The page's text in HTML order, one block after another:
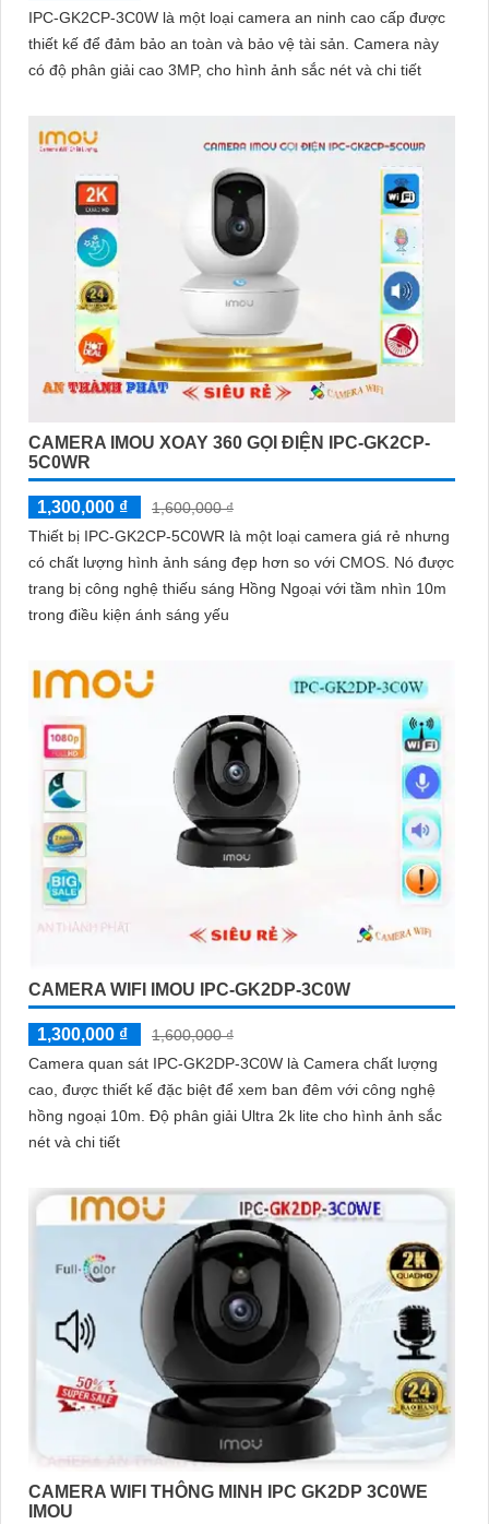
IPC-GK2CP-3C0W là một loại camera an ninh cao cấp được
thiết kế để đảm bảo an toàn và bảo vệ tài sản. Camera này
có độ phân giải cao 3MP, cho hình ảnh sắc nét và chi tiết
CAMERA IMOU XOAY 360 GỌI ĐIỆN IPC-GK2CP-
5C0WR
1,300,000 ₫
1,600,000 ₫
Thiết bị IPC-GK2CP-5C0WR là một loại camera giá rẻ nhưng
có chất lượng hình ảnh sáng đẹp hơn so với CMOS. Nó được
trang bị công nghệ thiếu sáng Hồng Ngoại với tầm nhìn 10m
trong điều kiện ánh sáng yếu
CAMERA WIFI IMOU IPC-GK2DP-3C0W
1,300,000 ₫
1,600,000 ₫
Camera quan sát IPC-GK2DP-3C0W là Camera chất lượng
cao, được thiết kế đặc biệt để xem ban đêm với công nghệ
hồng ngoại 10m. Độ phân giải Ultra 2k lite cho hình ảnh sắc
nét và chi tiết
CAMERA WIFI THÔNG MINH IPC GK2DP 3C0WE
IMOU